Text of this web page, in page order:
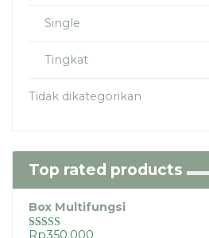
Single
Tingkat
Tidak dikategorikan
Top rated products
Box Multifungsi
Rp350.000